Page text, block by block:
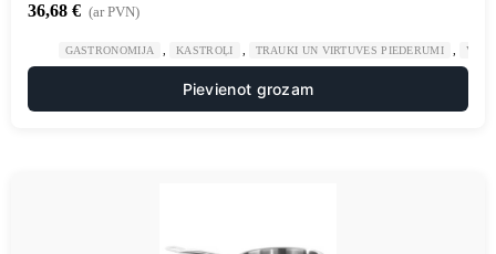
36,68 € (ar PVN)
GASTRONOMIJA KASTROĻI TRAUKI UN VIRTUVES PIEDERUMI
Pievienot grozam